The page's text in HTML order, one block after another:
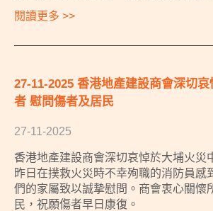
閱讀更多 >>
27-11-2025 香港地產建設商會深切
者 慰問傷者及居民
27-11-2025
香港地產建設商會深切哀悼於大埔火災
昨日在撲救火災時不幸殉職的消防員感
們的家屬致以誠摯慰問。商會衷心關懷
民，祝願傷者早日康復。